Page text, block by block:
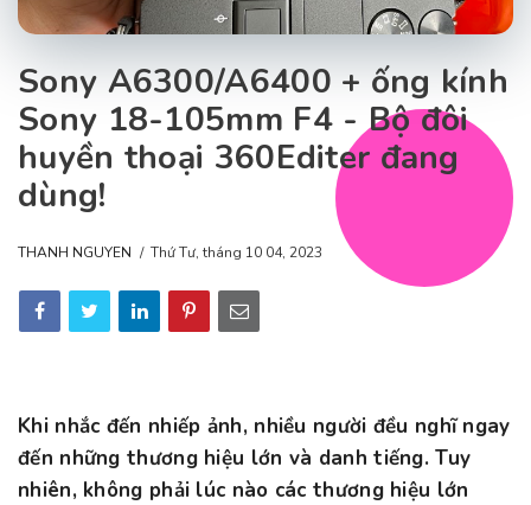
Sony A6300/A6400 + ống kính
Sony 18-105mm F4 - Bộ đôi
huyền thoại 360Editer đang
dùng!
THANH NGUYEN Thứ Tư, tháng 10 04, 2023
Khi nhắc đến nhiếp ảnh, nhiều người đều nghĩ ngay
đến những thương hiệu lớn và danh tiếng. Tuy
nhiên, không phải lúc nào các thương hiệu lớn